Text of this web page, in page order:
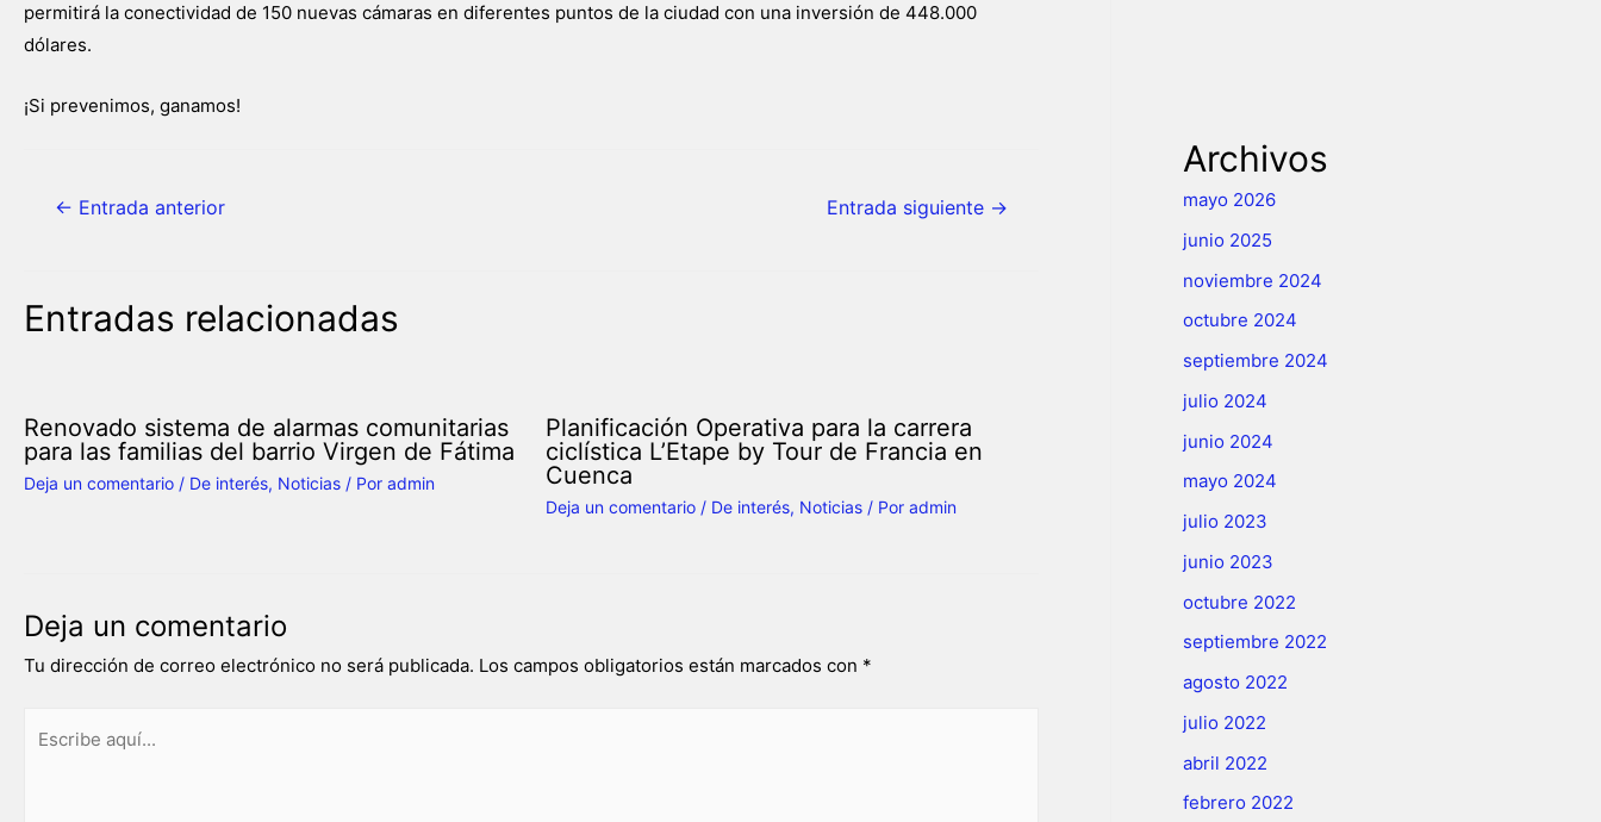
permitirá la conectividad de 150 nuevas cámaras en diferentes puntos de la ciudad con una inversión de 448.000
dólares.
¡Si prevenimos, ganamos!
← Entrada anterior Entrada siguiente →
Entradas relacionadas
Renovado sistema de alarmas comunitarias
para las familias del barrio Virgen de Fátima
Deja un comentario / De interés, Noticias / Por admin
Planificación Operativa para la carrera
ciclística L’Etape by Tour de Francia en
Cuenca
Deja un comentario / De interés, Noticias / Poradmin
Deja un comentario
Tu dirección de correo electrónico no será publicada. Los campos obligatorios están marcados con *
Archivos
mayo 2026
junio 2025
noviembre 2024
octubre 2024
septiembre 2024
julio 2024
junio 2024
mayo 2024
julio 2023
junio 2023
octubre 2022
septiembre 2022
agosto 2022
julio 2022
abril 2022
febrero 2022